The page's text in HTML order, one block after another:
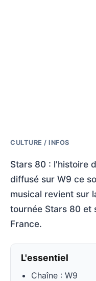
CULTURE / INFOS
Stars 80 : l'histoire
diffusé sur W9 ce
musical revient sur
tournée Stars 80 et
France.
L'essentiel
Chaîne : W9